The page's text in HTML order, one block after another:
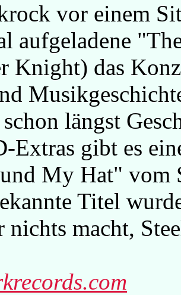
vor einem
aufgeladene
Knight) das
längst
Extras gibt es
My Hat" vom
Titel
nichts macht,